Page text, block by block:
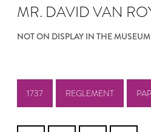
MR. DAVID VAN
NOT ON DISPLAY IN THE MUSEUM
1737 REGLEMENT